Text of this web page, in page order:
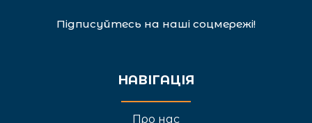
Підписуйтесь на наші соцмережі!
НАВІГАЦІЯ
Про нас